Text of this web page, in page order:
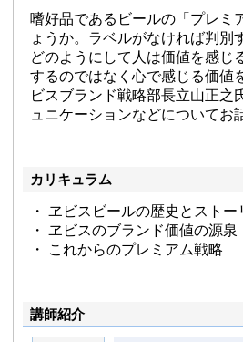
嗜好品であるビールの「プレミ
ょうか。ラベルがなければ判
どのようにして人は価値を感じ
するのではなく心で感じる価値
ビスブランド戦略部長立山正之
ュニケーションなどについてお
カリキュラム
・ ヱビスビールの歴史とストー
・ ヱビスのブランド価値の源泉
・ これからのプレミアム戦略
講師紹介